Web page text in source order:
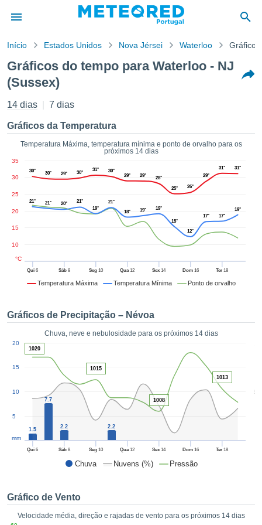
da
por
que as
a este
e
digital
ou
permite-
a nossa
fornecer-
de alta
sem
botão
ao
a
todos os
ou
no
como
um perfil
CONTINUAR
CONFIGURAÇÕES
Início Estados Unidos Nova Jérsei Waterloo
Gráficos do tempo para Waterloo - NJ
(Sussex)
14 dias 7 dias
Gráficos da Temperatura
Temperatura Máxima, temperatura mínima e ponto de orvalho para os
próximos 14 dias
Temperatura Máxima Temperatura Mínima Ponto de orvalho
Qui 6 Sáb8 Seg10 Qua12 Sex 14 Dom16 Ter 18
10
15
20
25
30
35
°C
30° 30° 29° 30°
31°
30°
29°
29°
28°
25°
26°
29°
31° 31°
21° 21° 20°
21°
19°
21°
18°
19° 19°
15°
12°
17° 17°
19°
Gráficos de Precipitação – Névoa
Chuva, neve e nebulosidade para os próximos 14 dias
Chuva Nuvens (%) Pressão
50
Qui 6 Sáb8 Seg10 Qua12 Sex 14 Dom16 Ter 18
5
10
15
20
mm
1.5
7.7
2.2 2.2
1020
1015
1008
1013
Gráfico de Vento
Velocidade média, direção e rajadas de vento para os próximos 14 dias